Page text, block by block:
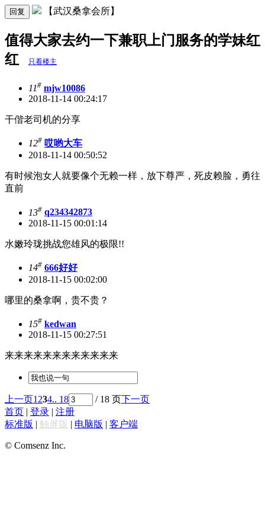
回复 【武汉桑拿会所】
值得大家去约一下兼职上门服务的学妹红
红
只看楼主
11# mjw10086
2018-11-14 00:24:17
干偕老司机的分享
12# 哎哟大车
2018-11-14 00:50:52
有时候泡女人就要像个无赖一样，放下尊严，死皮赖脸，勇往
直前
13# q234342873
2018-11-15 00:01:14
水嫩玲珑挑战您雄风的极限!!
14# 666好好
2018-11-15 00:02:00
哪里的桑拿啊，贵不贵？
15# kedwan
2018-11-15 00:27:51
来来来来来来来来来来来来
上一页 1234.. 18 / 18 页
下一页
首页
登录
注册
标准版
触屏版 电脑版 客户端
© Comsenz Inc.